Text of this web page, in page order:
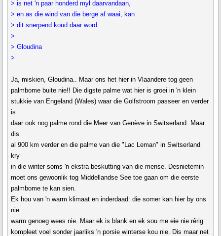
> is net 'n paar honderd myl daarvandaan,
> en as die wind van die berge af waai, kan
> dit snerpend koud daar word.
>
> Gloudina
>
Ja, miskien, Gloudina.. Maar ons het hier in Vlaandere tog geen
palmbome buite nie!! Die digste palme wat hier is groei in 'n klein
stukkie van Engeland (Wales) waar die Golfstroom passeer en verder
is
daar ook nog palme rond die Meer van Genève in Switserland. Maar
dis
al 900 km verder en die palme van die "Lac Leman" in Switserland
kry
in die winter soms 'n ekstra beskutting van die mense. Desnietemin
moet ons gewoonlik tog Middellandse See toe gaan om die eerste
palmbome te kan sien.
Ek hou van 'n warm klimaat en inderdaad: die somer kan hier by ons
nie
warm genoeg wees nie. Maar ek is blank en ek sou me eie nie rêrig
kompleet voel sonder jaarliks 'n porsie winterse kou nie. Dis maar net